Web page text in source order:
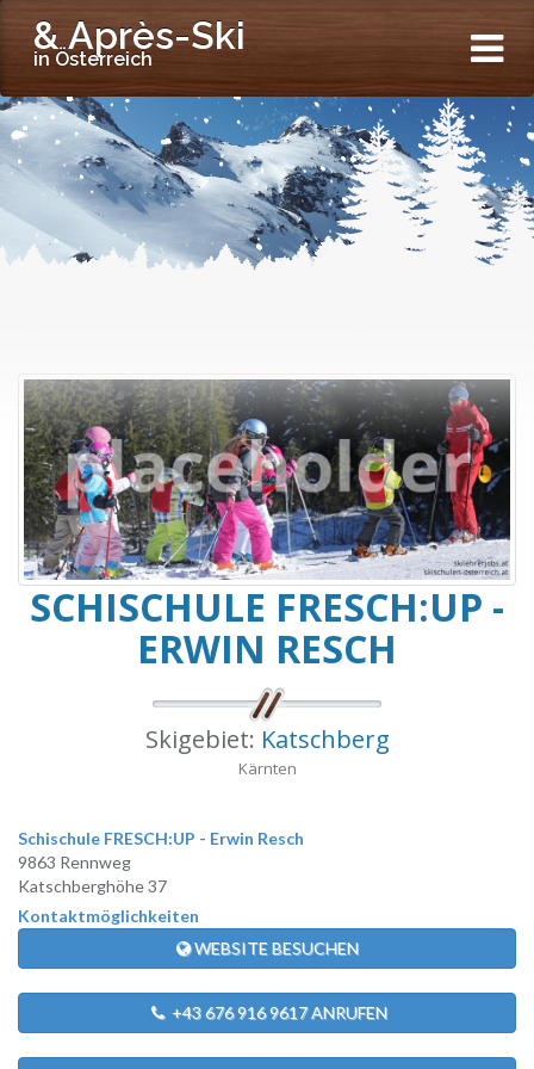
& Après-Ski
in Österreich
SCHISCHULE FRESCH:UP -
ERWIN RESCH
Skigebiet: Katschberg
Kärnten
Schischule FRESCH:UP - Erwin Resch
9863 Rennweg
Katschberghöhe 37
Kontaktmöglichkeiten
WEBSITE BESUCHEN
+43 676 916 9617 ANRUFEN